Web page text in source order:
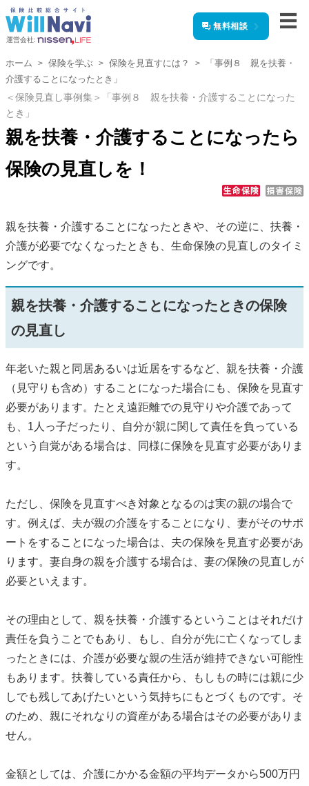
運営会社:
無料相談
ホーム 保険を学ぶ 保険を見直すには？
「事例８ 親を扶養・
介護することになったとき」
＜保険見直し事例集＞「事例８ 親を扶養・介護することになった
とき」
親を扶養・介護することになったら
保険の見直しを！
親を扶養・介護することになったときや、その逆に、扶養・
介護が必要でなくなったときも、生命保険の見直しのタイミ
ングです。
親を扶養・介護することになったときの保険
の見直し
年老いた親と同居あるいは近居をするなど、親を扶養・介護
（見守りも含め）することになった場合にも、保険を見直す
必要があります。たとえ遠距離での見守りや介護であって
も、1人っ子だったり、自分が親に関して責任を負っている
という自覚がある場合は、同様に保険を見直す必要がありま
す。
ただし、保険を見直すべき対象となるのは実の親の場合で
す。例えば、夫が親の介護をすることになり、妻がそのサポ
ートをすることになった場合は、夫の保険を見直す必要があ
ります。妻自身の親を介護する場合は、妻の保険の見直しが
必要といえます。
その理由として、親を扶養・介護するということはそれだけ
責任を負うことでもあり、もし、自分が先に亡くなってしま
ったときには、介護が必要な親の生活が維持できない可能性
もあります。扶養している責任から、もしもの時には親に少
しでも残してあげたいという気持ちにもとづくものです。そ
のため、親にそれなりの資産がある場合はその必要がありま
せん。
金額としては、介護にかかる金額の平均データから500万円